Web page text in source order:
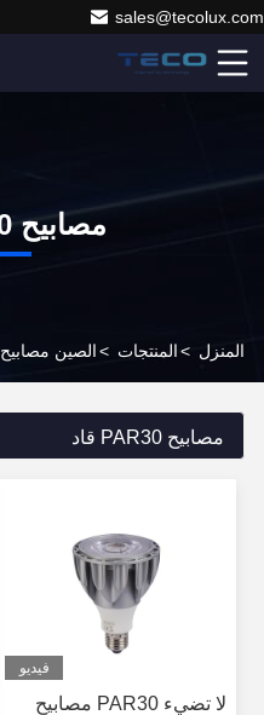
sales@tecolux.com
مصابيح PAR30 قاد
المنزل >المنتجات >الصين مصابيح PAR30 قاد
مصابيح PAR30 قاد
فيديو
لا تضيء PAR30 مصابيح